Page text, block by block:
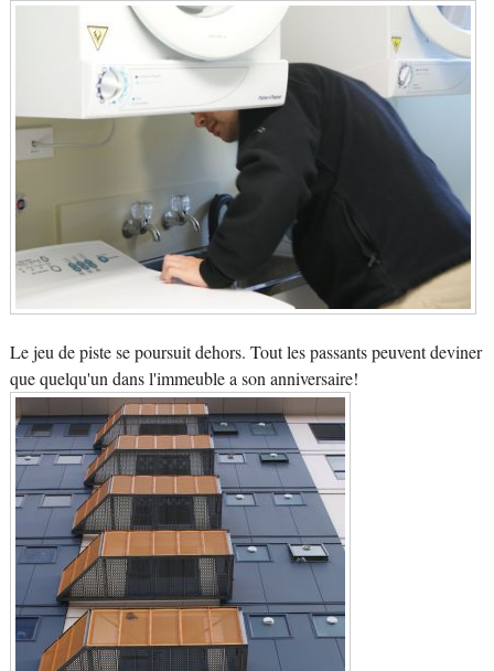
Le jeu de piste se poursuit dehors. Tout les passants peuvent deviner
que quelqu'un dans l'immeuble a son anniversaire!